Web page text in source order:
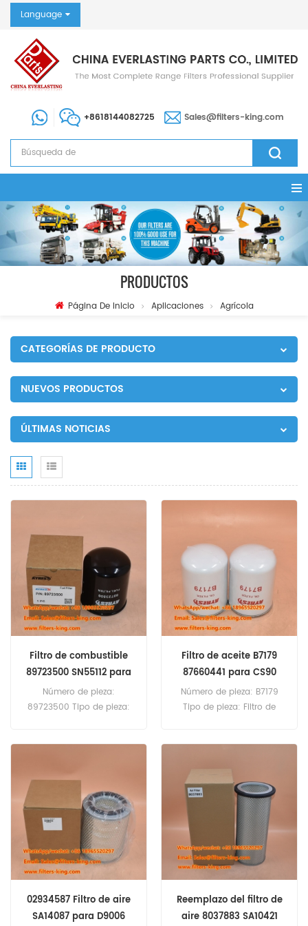
Language
+8618144082725 Sales@filters-king.com
PRODUCTOS
Página De Inicio Aplicaciones Agrícola
CATEGORÍAS DE PRODUCTO
NUEVOS PRODUCTOS
ÚLTIMAS NOTICIAS
Filtro de combustible
89723500 SN55112 para
BM125I
Número de pieza:
89723500 Tipo de pieza:
89723500 Filtro de
combustible Referencia
cruzada SN55112 Utilizar
para tractor agrícola Valtra
BM125I.
Filtro de aceite B7179
87660441 para CS90
Número de pieza: B7179
Tipo de pieza: Filtro de
Referencia cruzada
87660441 Utilizar para Case
CS100 CS110 CS120 CS130
CS150 CS78 CS80 CS86
CS90.
02934587 Filtro de aire
SA14087 para D9006
Reemplazo del filtro de
aire 8037883 SA10421